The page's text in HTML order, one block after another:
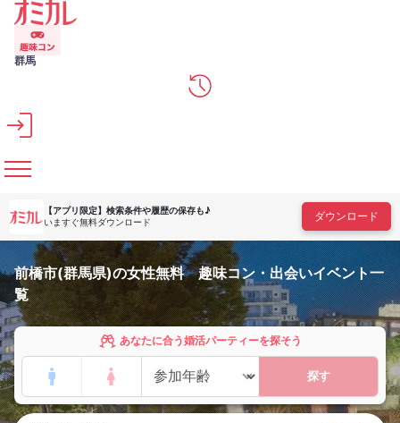
メインコンテンツへスキップ
群馬
【アプリ限定】 検索条件や履歴の保存も♪
いますぐ無料ダウンロード
ダウンロード
前橋市(群馬県)の女性無料 趣味コン・出会いイベント一
覧
あなたに合う婚活パーティーを探そう
探す